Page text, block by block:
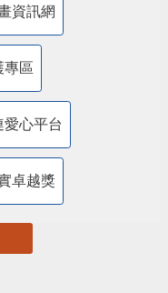
資訊網
專區
心平台
卓越獎